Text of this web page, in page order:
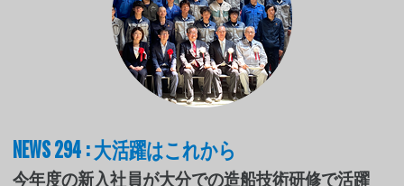
NEWS 294 : 大活躍はこれから
今年度の新入社員が大分での造船技術研修で活躍